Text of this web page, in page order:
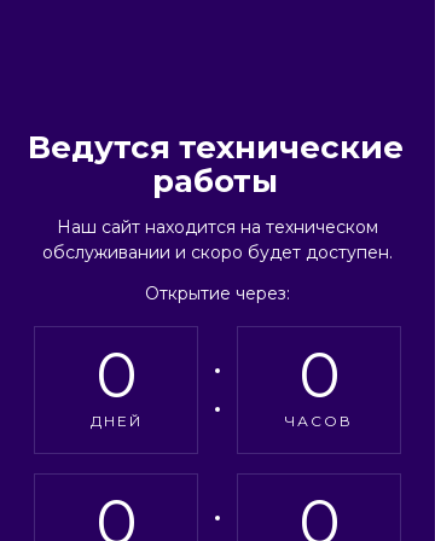
Ведутся технические
работы
Наш сайт находится на техническом
обслуживании и скоро будет доступен.
Открытие через:
0
ДНЕЙ
0
ЧАСОВ
0 0